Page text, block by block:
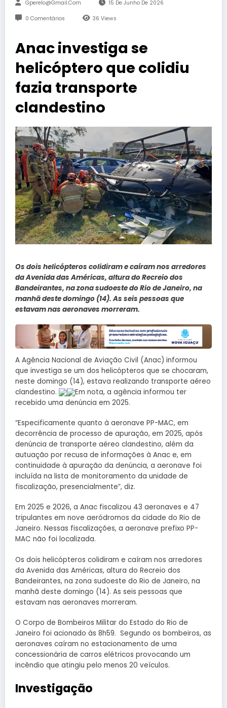
Gperelo@gmail.com 15 De Junho De 2026
0 Comentários 36 Views
Anac investiga se
helicóptero que colidiu
fazia transporte
clandestino
Os dois helicópteros colidiram e caíram nos arredores
da Avenida das Américas, altura do Recreio dos
Bandeirantes, na zona sudoeste do Rio de Janeiro, na
manhã deste domingo (14). As seis pessoas que
estavam nas aeronaves morreram.
A Agência Nacional de Aviação Civil (Anac) informou
que investiga se um dos helicópteros que se chocaram,
neste domingo (14), estava realizando transporte aéreo
clandestino.
Em nota, a agência informou ter
recebido uma denúncia em 2025.
“Especificamente quanto à aeronave PP-MAC, em
decorrência de processo de apuração, em 2025, após
denúncia de transporte aéreo clandestino, além da
autuação por recusa de informações à Anac e, em
continuidade à apuração da denúncia, a aeronave foi
incluída na lista de monitoramento da unidade de
fiscalização, presencialmente”, diz.
Em 2025 e 2026, a Anac fiscalizou 43 aeronaves e 47
tripulantes em nove aeródromos da cidade do Rio de
Janeiro. Nessas fiscalizações, a aeronave prefixo PP-
MAC não foi localizada.
Os dois helicópteros colidiram e caíram nos arredores
da Avenida das Américas, altura do Recreio dos
Bandeirantes, na zona sudoeste do Rio de Janeiro, na
manhã deste domingo (14). As seis pessoas que
estavam nas aeronaves morreram.
O Corpo de Bombeiros Militar do Estado do Rio de
Janeiro foi acionado às 8h59. Segundo os bombeiros, as
aeronaves caíram no estacionamento de uma
concessionária de carros elétricos provocando um
incêndio que atingiu pelo menos 20 veículos.
Investigação